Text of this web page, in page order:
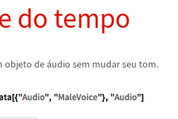
do tempo
objeto deáudio sem mudar seu tom.